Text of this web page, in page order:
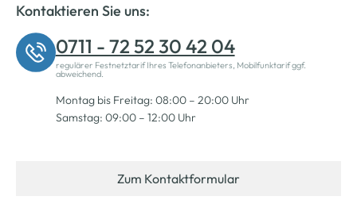
Kontaktieren Sie uns:
0711 - 72 52 30 42 04
regulärer Festnetztarif Ihres Telefonanbieters, Mobilfunktarif ggf.
abweichend.
Montag bis Freitag: 08:00 – 20:00 Uhr
Samstag: 09:00 – 12:00 Uhr
Zum Kontaktformular